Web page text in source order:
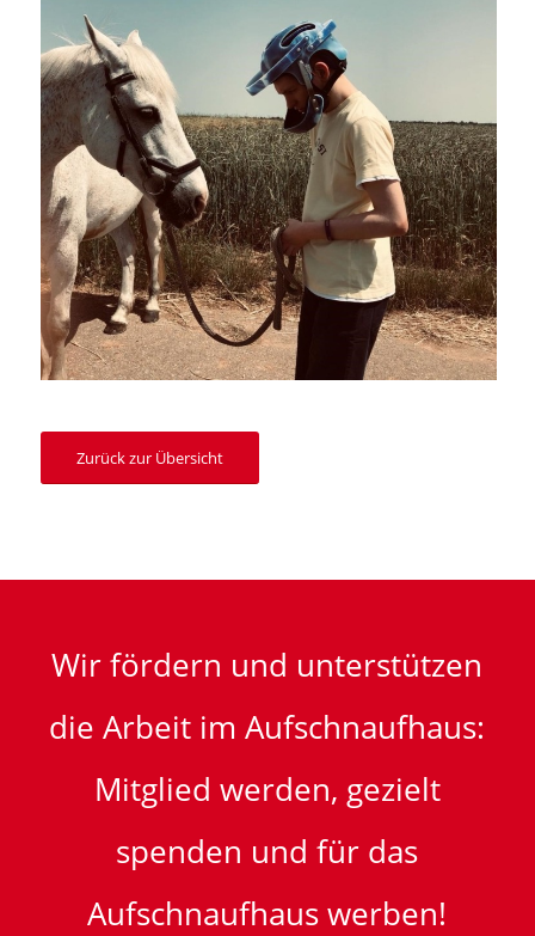
Zurück zur Übersicht
Wir fördern und unterstützen
die Arbeit im Aufschnaufhaus:
Mitglied werden, gezielt
spenden und für das
Aufschnaufhaus werben!